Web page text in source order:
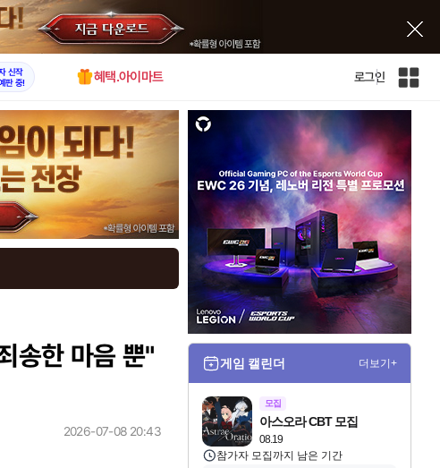
신작
판 중!
혜택.아이마트 로그인
인
사
이
맵
송한 마음 뿐"
2026-07-08 20:43
게임 캘린더 더보기+
모집
08.19
아스오라 CBT 모집
참가자 모집까지 남은 기간